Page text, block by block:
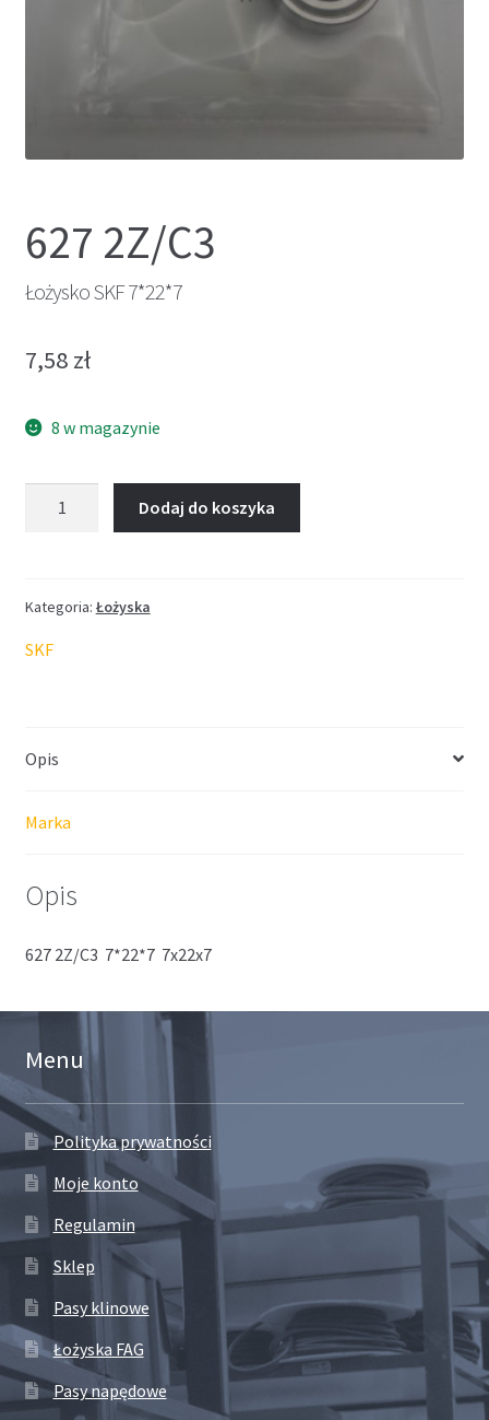
627 2Z/C3
Łożysko SKF 7*22*7
7,58 zł
8 w magazynie
Dodaj do koszyka
Kategoria: Łożyska
SKF
Opis
Marka
Opis
627 2Z/C3 7*22*7 7x22x7
Menu
Polityka prywatności
Moje konto
Regulamin
Sklep
Pasy klinowe
Łożyska FAG
Pasy napędowe